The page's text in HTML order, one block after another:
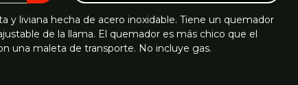
y liviana hecha de acero inoxidable. Tiene un quemador
de la llama. El quemador es más chico que el
una maleta de transporte. No incluye gas.